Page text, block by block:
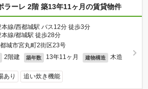
ラーレ 2階 築13年11ヶ月の賃貸物件
線/西都城駅 バス12分 徒歩3分
線/都城駅 徒歩28分
城市宮丸町2街区23号
2階建 築年数 13年11ヶ月 建物構造 木造
あり 追い炊き機能